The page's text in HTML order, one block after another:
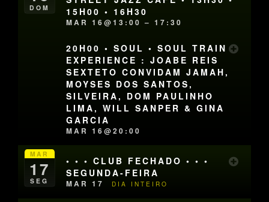
DOM
15H00 • 16H30
MAR 16@13:00 – 17:30
20H00 • SOUL • SOUL TRAIN
EXPERIENCE : JOABE REIS
SEXTETO CONVIDAM JAMAH,
MOYSES DOS SANTOS,
SILVEIRA, DOM PAULINHO
LIMA, WILL SANPER & GINA
GARCIA
MAR 16@20:00
MAR
17
SEG
• • • CLUB FECHADO • • •
SEGUNDA-FEIRA
MAR 17 DIA INTEIRO